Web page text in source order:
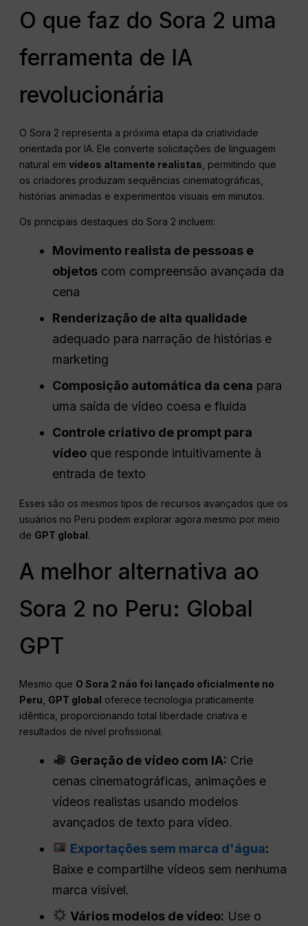
O que faz do Sora 2 uma
ferramenta de IA
revolucionária
O Sora 2 representa a próxima etapa da criatividade
orientada por IA. Ele converte solicitações de linguagem
natural emvídeos altamente realistas , permitindo que
os criadores produzam sequências cinematográficas,
histórias animadas e experimentos visuais em minutos.
Os principais destaques do Sora 2 incluem:
Movimento realista de pessoas e
objetos com compreensão avançada da
cena
Renderização de alta qualidade
adequado para narração de histórias e
marketing
Composição automática da cena para
uma saída de vídeo coesa e fluida
Controle criativo de prompt para
vídeo que responde intuitivamente à
entrada de texto
Esses são os mesmos tipos de recursos avançados que os
usuários no Peru podem explorar agora mesmo por meio
de GPT global.
A melhor alternativa ao
Sora 2 no Peru: Global
GPT
Mesmo que O Sora 2 não foi lançado oficialmente no
Peru GPT global oferece tecnologia praticamente
idêntica, proporcionando total liberdade criativa e
resultados de nível profissional.
Geração de vídeo com IA: Crie
cenas cinematográficas, animações e
vídeos realistas usando modelos
avançados de texto para vídeo.
Exportações sem marca d'água:
Baixe e compartilhe vídeos sem nenhuma
marca visível.
Vários modelos de vídeo: Use o